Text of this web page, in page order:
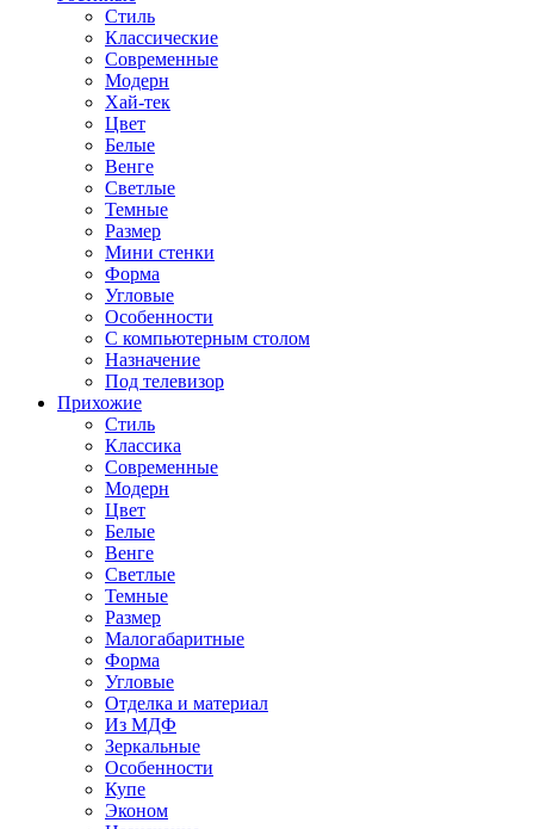
Стиль
Классические
Современные
Модерн
Хай-тек
Цвет
Белые
Венге
Светлые
Темные
Размер
Мини стенки
Форма
Угловые
Особенности
С компьютерным столом
Назначение
Под телевизор
Прихожие
Стиль
Классика
Современные
Модерн
Цвет
Белые
Венге
Светлые
Темные
Размер
Малогабаритные
Форма
Угловые
Отделка и материал
Из МДФ
Зеркальные
Особенности
Купе
Эконом